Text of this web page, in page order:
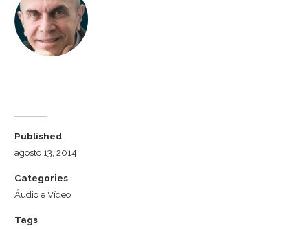
Published
agosto 13, 2014
Categories
Áudio e Vídeo
Tags